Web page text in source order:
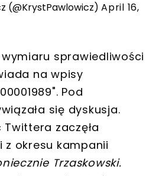
(@KrystPawlowicz) April 16,
sprawiedliwości
na wpisy
Pod
się dyskusja.
zaczęła
okresu kampanii
Trzaskowski.